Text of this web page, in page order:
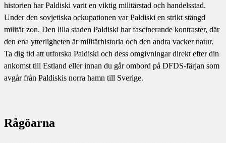
historien har Paldiski varit en viktig militärstad och handelsstad.
Under den sovjetiska ockupationen var Paldiski en strikt stängd
militär zon. Den lilla staden Paldiski har fascinerande kontraster, där
den ena ytterligheten är militärhistoria och den andra vacker natur.
Ta dig tid att utforska Paldiski och dess omgivningar direkt efter din
ankomst till Estland eller innan du går ombord på DFDS-färjan som
avgår från Paldiskis norra hamn till Sverige.
Rågöarna